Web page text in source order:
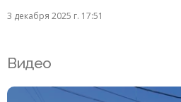
3 декабря 2025 г. 17:51
Видео